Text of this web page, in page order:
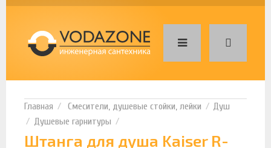
Смесители, душевые стойки, лейки
Душ
Душевые гарнитуры
Штанга для душа Kaiser R-